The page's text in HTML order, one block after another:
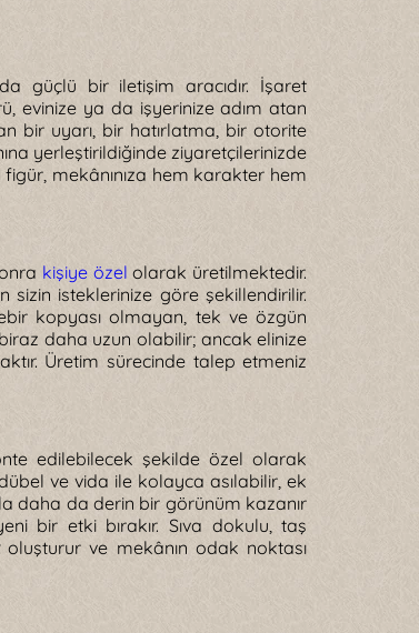
güçlü bir iletişim aracıdır. İşaret
evinize ya da işyerinize adım atan
bir uyarı, bir hatırlatma, bir otorite
yerleştirildiğinde ziyaretçilerinizde
mekânınıza hem karakter hem
kişiye özel olarak üretilmektedir.
isteklerinize göre şekillendirilir.
kopyası olmayan, tek ve özgün
daha uzun olabilir; ancak elinize
Üretim sürecinde talep etmeniz
edilebilecek şekilde özel olarak
ve vida ile kolayca asılabilir, ek
daha da derin bir görünüm kazanır
bir etki bırakır. Sıva dokulu, taş
oluşturur ve mekânın odak noktası